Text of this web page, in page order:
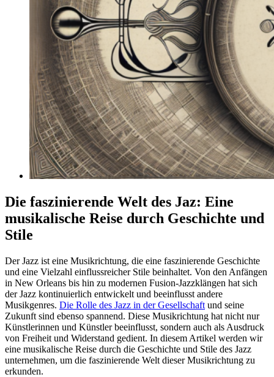
Die faszinierende Welt des Jaz: Eine
musikalische Reise durch Geschichte und
Stile
Der Jazz ist eine Musikrichtung, die eine faszinierende Geschichte
und eine Vielzahl einflussreicher Stile beinhaltet. Von den Anfängen
in New Orleans bis hin zu modernen Fusion-Jazzklängen hat sich
der Jazz kontinuierlich entwickelt und beeinflusst andere
Musikgenres. Die Rolle des Jazz in der Gesellschaft und seine
Zukunft sind ebenso spannend. Diese Musikrichtung hat nicht nur
Künstlerinnen und Künstler beeinflusst, sondern auch als Ausdruck
von Freiheit und Widerstand gedient. In diesem Artikel werden wir
eine musikalische Reise durch die Geschichte und Stile des Jazz
unternehmen, um die faszinierende Welt dieser Musikrichtung zu
erkunden.